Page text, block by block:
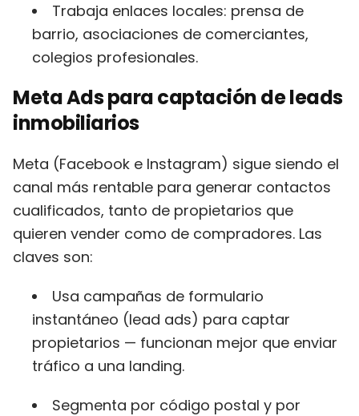
Trabaja enlaces locales: prensa de
barrio, asociaciones de comerciantes,
colegios profesionales.
Meta Ads para captación de leads
inmobiliarios
Meta (Facebook e Instagram) sigue siendo el
canal más rentable para generar contactos
cualificados, tanto de propietarios que
quieren vender como de compradores. Las
claves son:
Usa campañas de formulario
instantáneo (lead ads) para captar
propietarios — funcionan mejor que enviar
tráfico a una landing.
Segmenta por código postal y por